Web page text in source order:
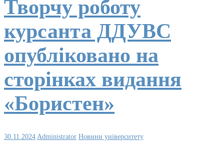
Творчу роботу
курсанта ДДУВС
опубліковано на
сторінках видання
«Бористен»
30.11.2024 Administrator Новини університету